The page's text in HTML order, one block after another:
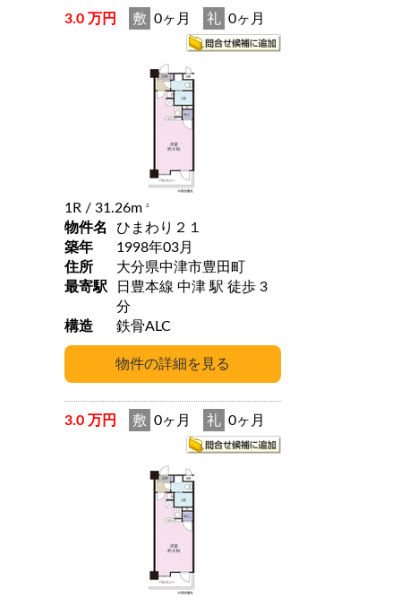
3.0 万円 敷 0ヶ月 礼 0ヶ月
1R / 31.26m 2
物件名
ひまわり２１
築年
1998年03月
住所
大分県中津市豊田町
最寄駅
日豊本線 中津 駅 徒歩 3
分
構造
鉄骨ALC
3.0 万円 敷 0ヶ月 礼 0ヶ月